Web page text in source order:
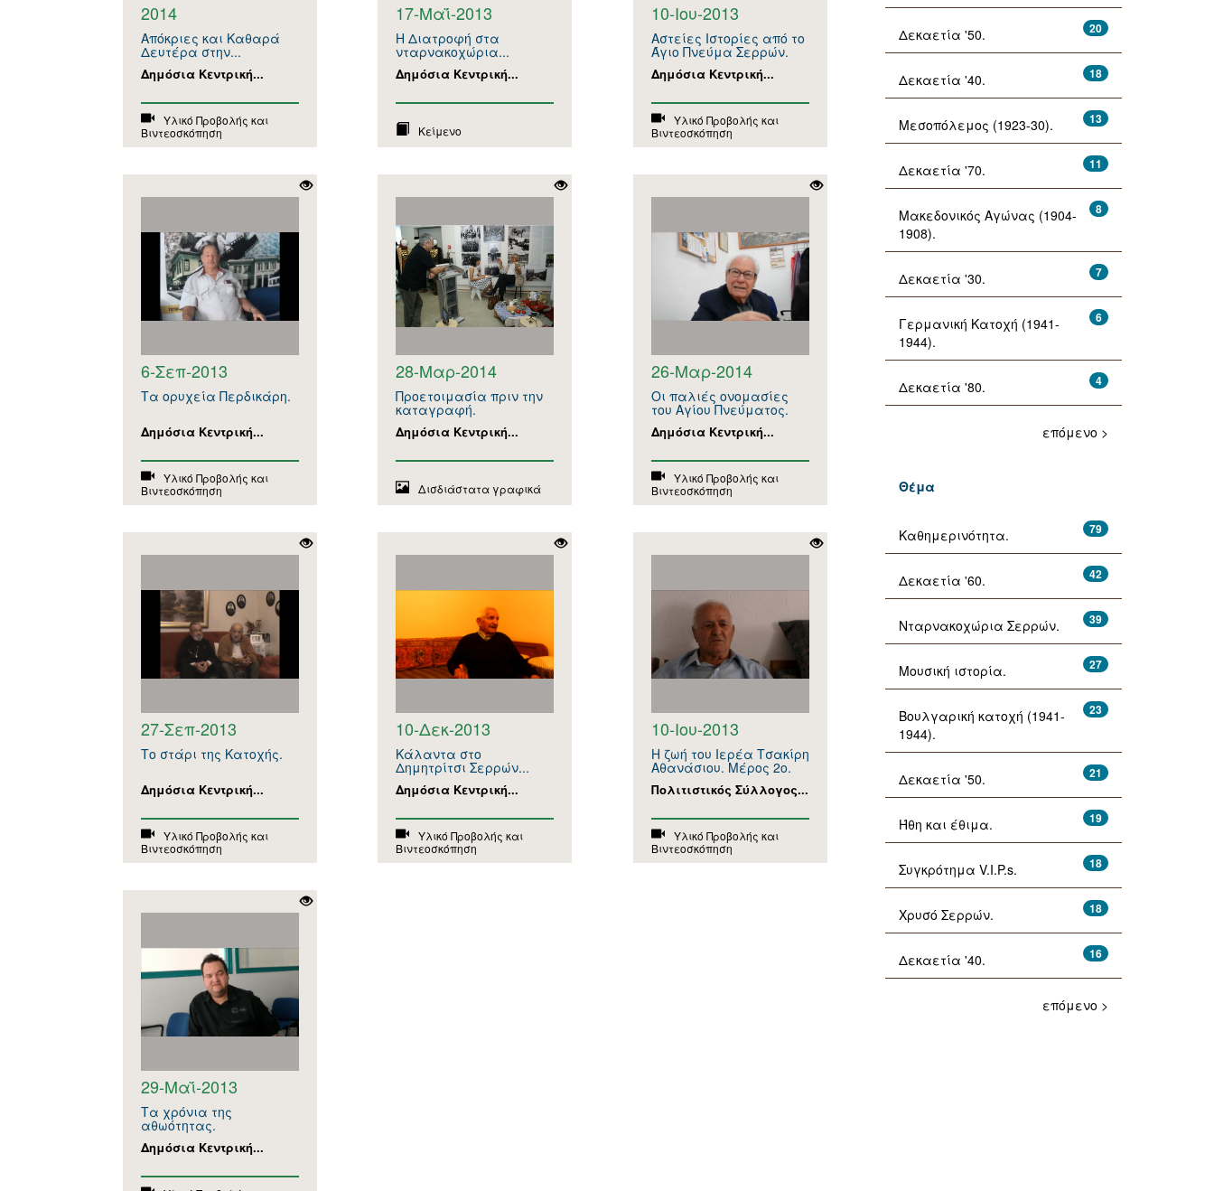
2014
Απόκριες και Καθαρά
Δευτέρα στην...
Δημόσια Κεντρική...
Υλικό Προβολής και
Βιντεοσκόπηση
17-Μαΐ-2013
H Διατροφή στα
νταρνακοχώρια...
Δημόσια Κεντρική...
Κείμενο
10-Ιου-2013
Αστείες Ιστορίες από το
Άγιο Πνεύμα Σερρών.
Δημόσια Κεντρική...
Υλικό Προβολής και
Βιντεοσκόπηση
6-Σεπ-2013
Τα ορυχεία Περδικάρη.
Δημόσια Κεντρική...
Υλικό Προβολής και
Βιντεοσκόπηση
28-Μαρ-2014
Προετοιμασία πριν την
καταγραφή.
Δημόσια Κεντρική...
Δισδιάστατα γραφικά
26-Μαρ-2014
Οι παλιές ονομασίες
του Αγίου Πνεύματος.
Δημόσια Κεντρική...
Υλικό Προβολής και
Βιντεοσκόπηση
27-Σεπ-2013
Το στάρι της Κατοχής.
Δημόσια Κεντρική...
Υλικό Προβολής και
Βιντεοσκόπηση
10-Δεκ-2013
Κάλαντα στο
Δημητρίτσι Σερρών...
Δημόσια Κεντρική...
Υλικό Προβολής και
Βιντεοσκόπηση
10-Ιου-2013
Η ζωή του Ιερέα Τσακίρη
Αθανάσιου. Μέρος 2ο.
Πολιτιστικός Σύλλογος...
Υλικό Προβολής και
Βιντεοσκόπηση
29-Μαΐ-2013
Τα χρόνια της
αθωότητας.
Δημόσια Κεντρική...
20
Δεκαετία '50.
18
Δεκαετία '40.
13
Μεσοπόλεμος (1923-30).
11
Δεκαετία '70.
8
Μακεδονικός Αγώνας (1904-
1908).
7
Δεκαετία '30.
6
Γερμανική Κατοχή (1941-
1944).
4
Δεκαετία '80.
επόμενο >
Θέμα
79
Καθημερινότητα.
42
Δεκαετία '60.
39
Νταρνακοχώρια Σερρών.
27
Μουσική ιστορία.
23
Βουλγαρική κατοχή (1941-
1944).
21
Δεκαετία '50.
19
Ήθη και έθιμα.
18
Συγκρότημα V.I.P.s.
18
Χρυσό Σερρών.
16
Δεκαετία '40.
επόμενο >